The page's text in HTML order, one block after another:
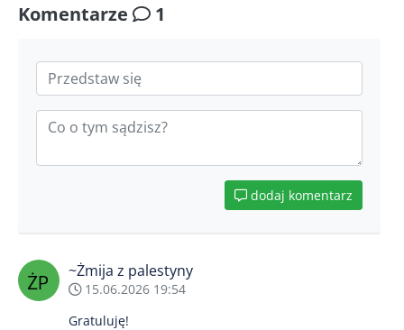
Komentarze 1
dodaj komentarz
~Żmija z palestyny
15.06.2026 19:54
Gratuluję!